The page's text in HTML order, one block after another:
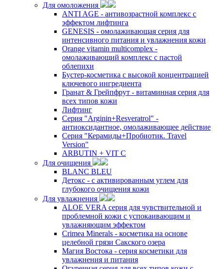
Для омоложения
ANTI AGE - антивозрастной комплекс с
эффектом лифтинга
GENESIS - омолаживающая серия для
интенсивного питания и увлажнения кожи
Orange vitamin multicomplex -
омолаживающий комплекс с пастой
облепихи
Бустер-косметика с высокой концентрацией
ключевого ингредиента
Гранат & Грейпфрут - витаминная серия для
всех типов кожи
Лифтинг
Серия "Arginin+Resveratrol" -
антиоксидантное, омолаживающее действие
Серия "Керамиды+Пробиотик. Travel
Version"
ARBUTIN + VIT C
Для очищения
BLANC BLEU
Детокс - с активированным углем для
глубокого очищения кожи
Для увлажнения
ALOE VERA серия для чувствительной и
проблемной кожи с успокаивающим и
увлажняющим эффектом
Crimea Minerals - косметика на основе
целебной грязи Сакского озера
Магия Востока - серия косметики для
увлажнения и питания